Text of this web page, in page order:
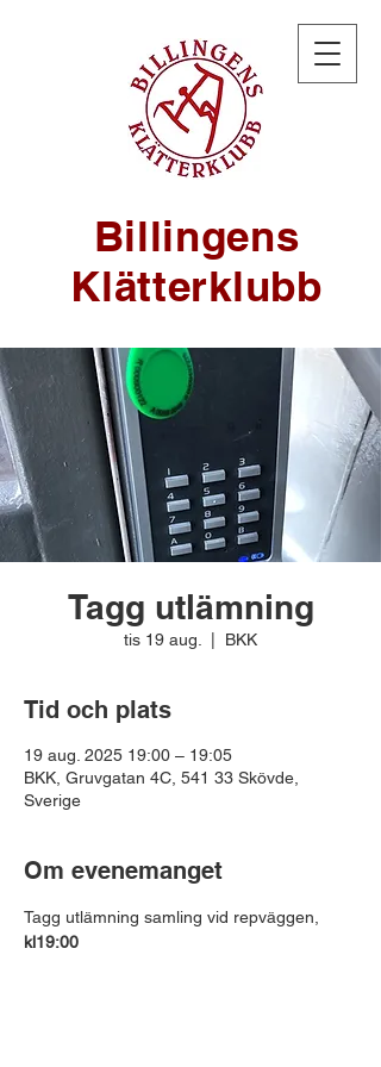
Billingens
Klätterklubb
Tagg utlämning
tis 19 aug. BKK
Tid och plats
19 aug. 2025 19:00 – 19:05
BKK, Gruvgatan 4C, 541 33 Skövde,
Sverige
Om evenemanget
Tagg utlämning samling vid repväggen,
kl19:00